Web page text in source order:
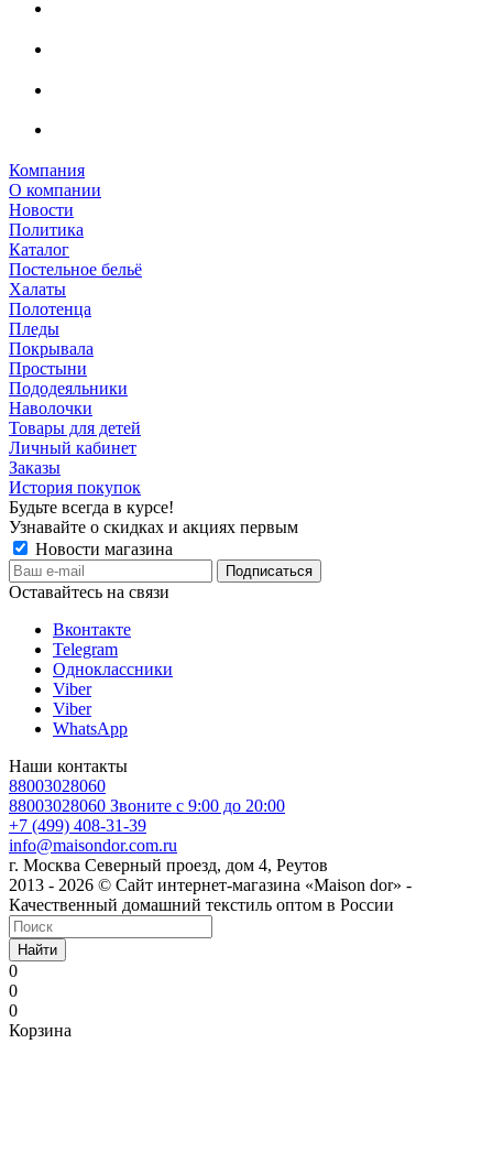
Компания
О компании
Новости
Политика
Каталог
Постельное бельё
Халаты
Полотенца
Пледы
Покрывала
Простыни
Пододеяльники
Наволочки
Товары для детей
Личный кабинет
Заказы
История покупок
Будьте всегда в курсе!
Узнавайте о скидках и акциях первым
Новости магазина
Оставайтесь на связи
Вконтакте
Telegram
Одноклассники
Viber
Viber
WhatsApp
Наши контакты
88003028060
88003028060 Звоните с 9:00 до 20:00
+7 (499) 408-31-39
info@maisondor.com.ru
г. Москва Северный проезд, дом 4, Реутов
2013 - 2026 © Сайт интернет-магазина «Maison dor» -
Качественный домашний текстиль оптом в России
Найти
0
0
0
Корзина